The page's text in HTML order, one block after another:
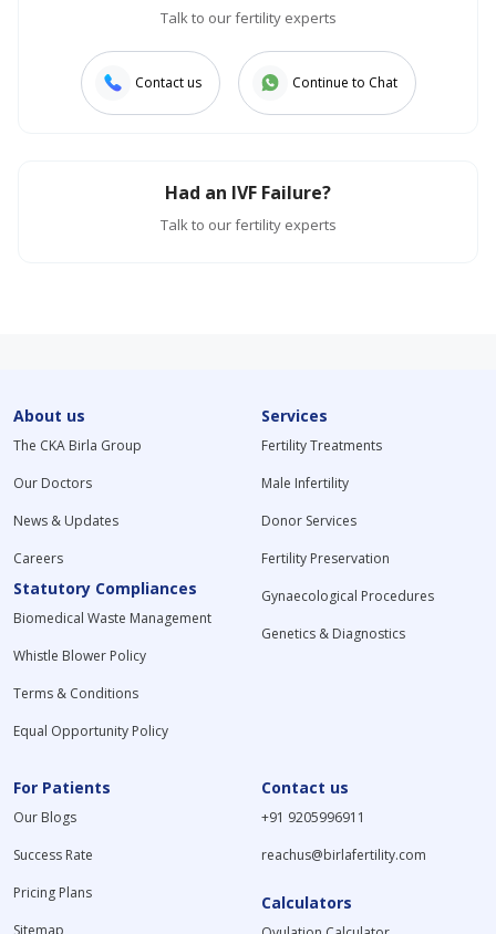
Talk to our fertility experts
Contact us Continue to Chat
Had an IVF Failure?
Talk to our fertility experts
About us
The CKA Birla Group
Our Doctors
News & Updates
Careers
Statutory Compliances
Biomedical Waste Management
Whistle Blower Policy
Terms & Conditions
Equal Opportunity Policy
Services
Fertility Treatments
Male Infertility
Donor Services
Fertility Preservation
Gynaecological Procedures
Genetics & Diagnostics
For Patients
Our Blogs
Success Rate
Pricing Plans
Sitemap
Contact us
+91 9205996911
reachus@birlafertility.com
Calculators